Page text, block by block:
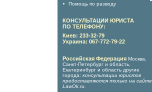
Помощь по разводу
КОНСУЛЬТАЦИИ ЮРИСТА
ПО ТЕЛЕФОНУ:
Киев: 233-32-79
Украина: 067-772-79-22
Российская Федерация Москва,
Санкт-Петербург и область,
Екатеринбург и область другие
города: консультации юристов
предоставляются только на сайте
LawOk.ru